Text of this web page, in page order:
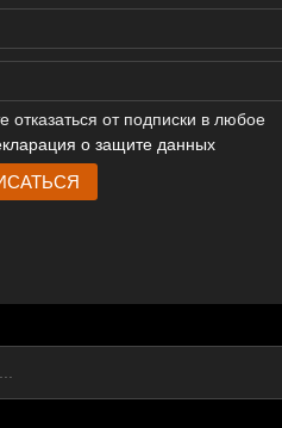
отказаться от подписки в любое
о защите данных